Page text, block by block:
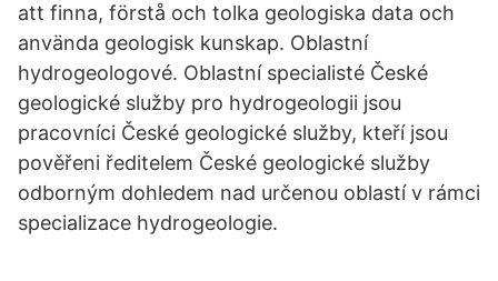
att finna, förstå och tolka geologiska data och
använda geologisk kunskap. Oblastní
hydrogeologové. Oblastní specialisté České
geologické služby pro hydrogeologii jsou
pracovníci České geologické služby, kteří jsou
pověřeni ředitelem České geologické služby
odborným dohledem nad určenou oblastí v rámci
specializace hydrogeologie.